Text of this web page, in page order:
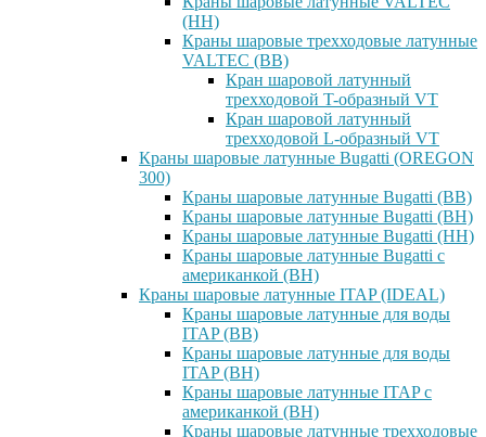
(НН)
Краны шаровые трехходовые латунные
VALTEC (ВВ)
Кран шаровой латунный
трехходовой T-образный VT
Кран шаровой латунный
трехходовой L-образный VT
Краны шаровые латунные Bugatti (OREGON
300)
Краны шаровые латунные Bugatti (ВВ)
Краны шаровые латунные Bugatti (ВН)
Краны шаровые латунные Bugatti (НН)
Краны шаровые латунные Bugatti с
американкой (ВН)
Краны шаровые латунные ITAP (IDEAL)
Краны шаровые латунные для воды
ITAP (ВВ)
Краны шаровые латунные для воды
ITAP (ВН)
Краны шаровые латунные ITAP с
американкой (ВН)
Краны шаровые латунные трехходовые